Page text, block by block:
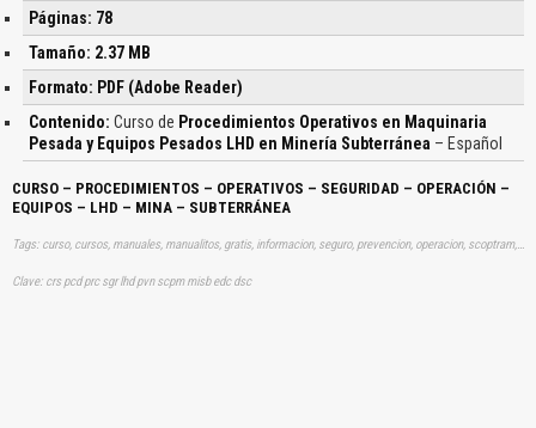
Páginas: 78
Tamaño: 2.37 MB
Formato: PDF (Adobe Reader)
Contenido: Curso de Procedimientos Operativos en Maquinaria
Pesada y Equipos Pesados LHD en Minería Subterránea – Español
CURSO – PROCEDIMIENTOS – OPERATIVOS – SEGURIDAD – OPERACIÓN –
EQUIPOS – LHD – MINA – SUBTERRÁNEA
Tags: curso, cursos, manuales, manualitos, gratis, informacion, seguro, prevencion, operacion, scoptram, scopptrams, scooptrams, cargadores, subterraneos, mineria, aprender, descargas
Clave: crs pcd prc sgr lhd pvn scpm misb edc dsc